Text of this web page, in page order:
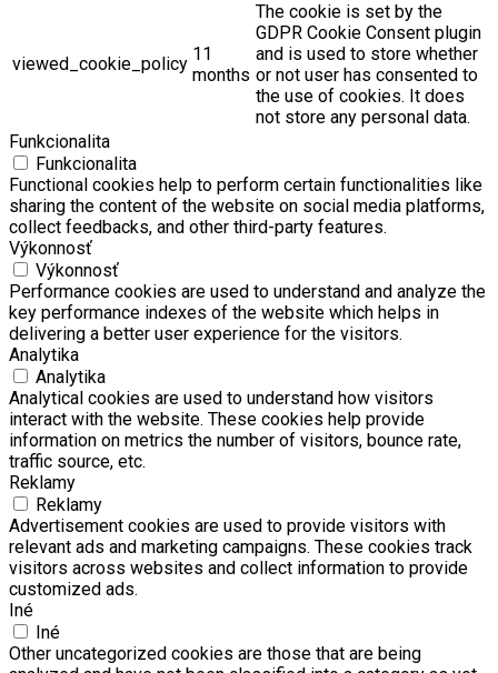
viewed_cookie_policy 11
months
The cookie is set by the
GDPR Cookie Consent plugin
and is used to store whether
or not user has consented to
the use of cookies. It does
not store any personal data.
Funkcionalita
Funkcionalita
Functional cookies help to perform certain functionalities like
sharing the content of the website on social media platforms,
collect feedbacks, and other third-party features.
Výkonnosť
Výkonnosť
Performance cookies are used to understand and analyze the
key performance indexes of the website which helps in
delivering a better user experience for the visitors.
Analytika
Analytika
Analytical cookies are used to understand how visitors
interact with the website. These cookies help provide
information on metrics the number of visitors, bounce rate,
traffic source, etc.
Reklamy
Reklamy
Advertisement cookies are used to provide visitors with
relevant ads and marketing campaigns. These cookies track
visitors across websites and collect information to provide
customized ads.
Iné
Iné
Other uncategorized cookies are those that are being